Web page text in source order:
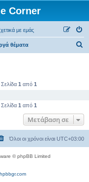
Corner
με εμάς
θέματα
η
η
1 από 1
1 από 1
Μετάβαση σε
Όλοι οι χρόνοι είναι UTC+03:00
© phpBB Limited